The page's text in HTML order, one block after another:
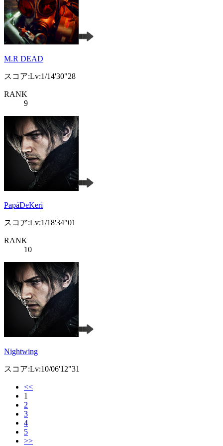
M.R DEAD
スコア:Lv:1/14'30"28
RANK
9
PapáDeKeri
スコア:Lv:1/18'34"01
RANK
10
Nightwing
スコア:Lv:10/06'12"31
<<
1
2
3
4
5
>>